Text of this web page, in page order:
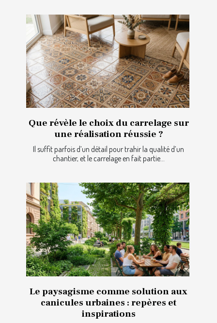
Que révèle le choix du carrelage sur
une réalisation réussie ?
Il suffit parfois d’un détail pour trahir la qualité d’un
chantier, et le carrelage en fait partie...
Le paysagisme comme solution aux
canicules urbaines : repères et
inspirations